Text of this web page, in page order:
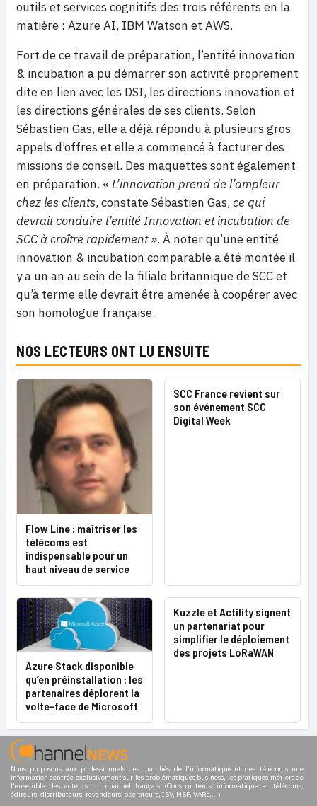
outils et services cognitifs des trois référents en la
matière : Azure AI, IBM Watson et AWS.
Fort de ce travail de préparation, l’entité innovation
& incubation a pu démarrer son activité proprement
dite en lien avec les DSI, les directions innovation et
les directions générales de ses clients. Selon
Sébastien Gas, elle a déjà répondu à plusieurs gros
appels d’offres et elle a commencé à facturer des
missions de conseil. Des maquettes sont également
en préparation. « L’innovation prend de l’ampleur
chez les clients, constate Sébastien Gas, ce qui
devrait conduire l’entité Innovation et incubation de
SCC à croître rapidement». À noter qu’une entité
innovation & incubation comparable a été montée il
y a un an au sein de la filiale britannique de SCC et
qu’à terme elle devrait être amenée à coopérer avec
son homologue française.
NOS LECTEURS ONT LU ENSUITE
Flow Line : maîtriser les
télécoms est
indispensable pour un
haut niveau de service
SCC France revient sur
son événement SCC
Digital Week
Azure Stack disponible
qu’en préinstallation : les
partenaires déplorent la
volte-face de Microsoft
Kuzzle et Actility signent
un partenariat pour
simplifier le déploiement
des projets LoRaWAN
Nous proposons aux professionnels des marchés de l'informatique et des télécoms une
information centrée exclusivement sur les problématiques business, les pratiques métiers de
l'ensemble des acteurs du channel français (Constructeurs informatique et télécoms,
éditeurs, distributeurs, revendeurs, opérateurs, ISV, MSP, VARs,...)